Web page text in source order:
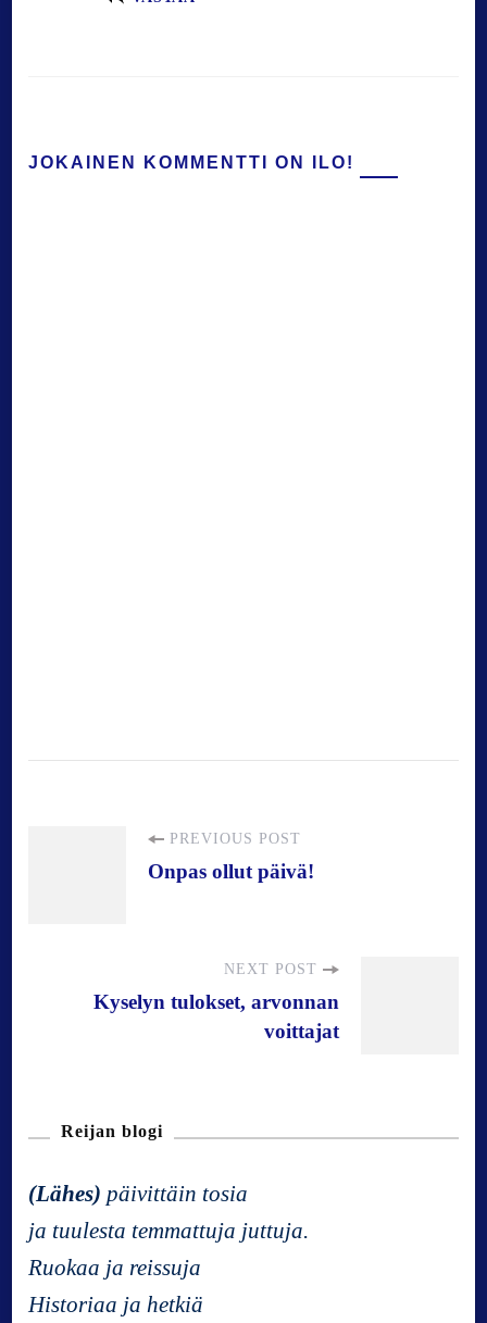
JOKAINEN KOMMENTTI ON ILO!
v
i
PREVIOUS POST
Onpas ollut päivä!
NEXT POST
Kyselyn tulokset, arvonnan
voittajat
Reijan blogi
(Lähes) päivittäin tosia
ja tuulesta temmattuja juttuja.
Ruokaa ja reissuja
Historiaa ja hetkiä